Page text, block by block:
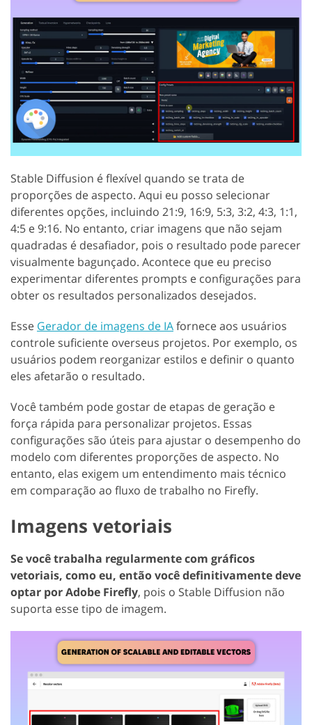
Stable Diffusion é flexível quando se trata de
proporções de aspecto. Aqui eu posso selecionar
diferentes opções, incluindo 21:9, 16:9, 5:3, 3:2, 4:3, 1:1,
4:5 e 9:16. No entanto, criar imagens que não sejam
quadradas é desafiador, pois o resultado pode parecer
visualmente bagunçado. Acontece que eu preciso
experimentar diferentes prompts e configurações para
obter os resultados personalizados desejados.
Esse Gerador de imagens de IAfornece aos usuários
controle suficiente overseus projetos. Por exemplo, os
usuários podem reorganizar estilos e definir o quanto
eles afetarão o resultado.
Você também pode gostar de etapas de geração e
força rápida para personalizar projetos. Essas
configurações são úteis para ajustar o desempenho do
modelo com diferentes proporções de aspecto. No
entanto, elas exigem um entendimento mais técnico
em comparação ao fluxo de trabalho no Firefly.
Imagens vetoriais
Se você trabalha regularmente com gráficos
vetoriais, como eu, então você definitivamente deve
optar por Adobe Firefly, pois o Stable Diffusion não
suporta esse tipo de imagem.